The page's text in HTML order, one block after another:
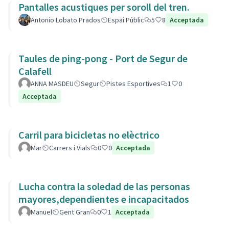
Pantalles acustiques per soroll del tren.
Antonio Lobato Prados Espai Públic 5 8 Acceptada
Taules de ping-pong - Port de Segur de
Calafell
ANNA MASDEU Segur Pistes Esportives 1
0
Acceptada
Carril para bicicletas no elèctrico
Mar Carrers i Vials 0 0 Acceptada
Lucha contra la soledad de las personas
mayores,dependientes e incapacitados
Manuel Gent Gran 0 1 Acceptada